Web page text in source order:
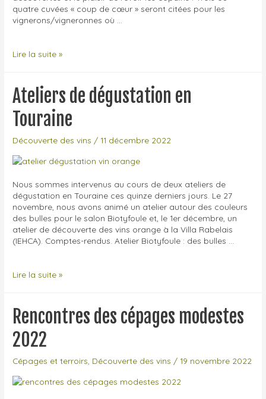
quatre cuvées « coup de cœur » seront citées pour les
vignerons/vigneronnes où …
La
la
Loire
2023
de
salon
Lire la suite »
Ateliers de dégustation en
Touraine
Découverte des vins /11 décembre 2022
Nous sommes intervenus au cours de deux ateliers de
dégustation en Touraine ces quinze derniers jours. Le 27
novembre, nous avons animé un atelier autour des couleurs
des bulles pour le salon Biotyfoule et, le 1er décembre, un
atelier de découverte des vins orange à la Villa Rabelais
(IEHCA). Comptes-rendus. Atelier Biotyfoule : des bulles …
Ateliers
en
Touraine
Lire la suite »
Rencontres des cépages modestes
2022
Cépages et terroirs Découverte des vins /19 novembre 2022